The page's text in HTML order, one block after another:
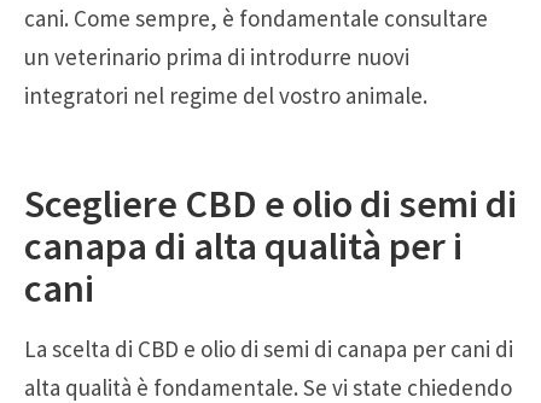
cani. Come sempre, è fondamentale consultare
un veterinario prima di introdurre nuovi
integratori nel regime del vostro animale.
Scegliere CBD e olio di semi di
canapa di alta qualità per i
cani
La scelta di CBD e olio di semi di canapa per cani di
alta qualità è fondamentale. Se vi state chiedendo